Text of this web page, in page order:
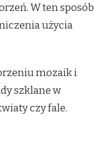
W ten sposób
użycia
mozaik i
szklane w
czy fale.